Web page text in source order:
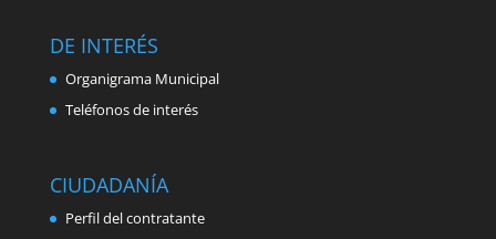
DE INTERÉS
Organigrama Municipal
Teléfonos de interés
CIUDADANÍA
Perfil del contratante